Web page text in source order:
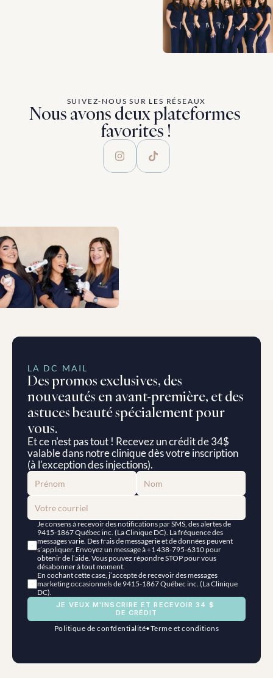
SUIVEZ-NOUS SUR LES RÉSEAUX
Nous avons deux plateformes
favorites !
LA DC MAIL
Des promos exclusives, des
nouveautés en avant-première, et des
astuces beauté spécialement pour
vous.
Et ce n'est pas tout ! Recevez un crédit de 34$
valable dans notre clinique dès votre inscription
(à l'exception des injections).
Je consens à recevoir des notifications par SMS, des alertes de
9415-1867 Québec inc. (La Clinique DC). La fréquence des
messages varie. Des frais de messagerie et de données peuvent
s’appliquer. Envoyez un message à +1 438-795-6310 pour
obtenir de l’aide. Vous pouvez répondre STOP pour vous
désabonner à tout moment.
En cochant cette case, j’accepte de recevoir des messages
marketing occasionnels de 9415-1867 Québec inc. (La Clinique
DC).
JE VEUX M'INSCRIRE ET RECEVOIR 34 $
DE CRÉDIT
Politique de confdentialité•Terme et conditions